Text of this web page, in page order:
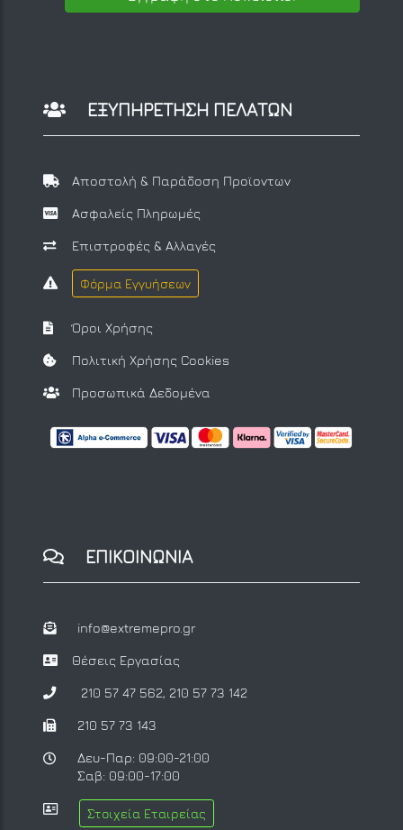
ΕΞΥΠΗΡΕΤΗΣΗ ΠΕΛΑΤΩΝ
Αποστολή & Παράδοση Προϊοντων
Ασφαλείς Πληρωμές
Επιστροφές & Αλλαγές
Φόρμα Εγγυήσεων
Όροι Χρήσης
Πολιτική Χρήσης Cookies
Προσωπικά Δεδομένα
ΕΠΙΚΟΙΝΩΝΙΑ
info@extremepro.gr
Θέσεις Εργασίας
210 57 47 562, 210 57 73 142
210 57 73 143
Δευ-Παρ: 09:00-21:00
Σαβ: 09:00-17:00
Στοιχεία Εταιρείας